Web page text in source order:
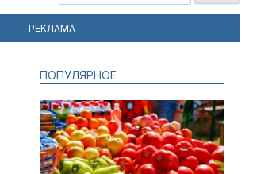
РЕКЛАМА
ПОПУЛЯРНОЕ